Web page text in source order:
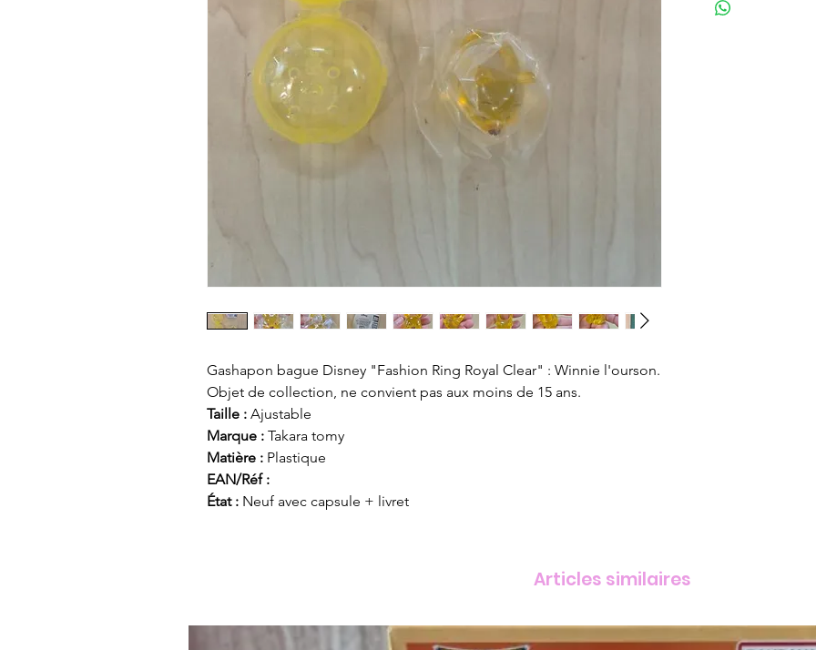
Gashapon bague Disney "Fashion Ring Royal Clear" : Winnie l'ourson.
Objet de collection, ne convient pas aux moins de 15 ans.
Taille : Ajustable
Marque : Takara tomy
Matière : Plastique
EAN/Réf :
État : Neuf avec capsule + livret
Articles similaires